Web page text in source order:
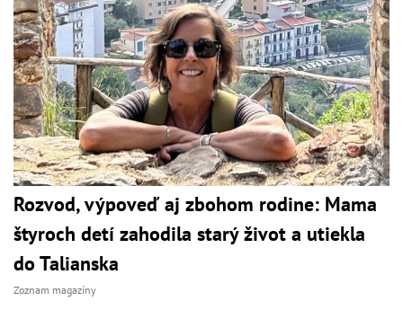
Rozvod, výpoveď aj zbohom rodine: Mama
štyroch detí zahodila starý život a utiekla
do Talianska
Zoznam magazíny